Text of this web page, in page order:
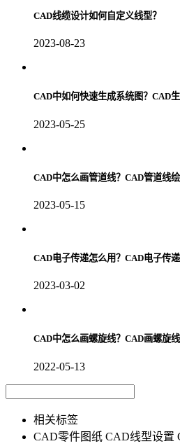
CAD线缆设计如何自定义线型？
2023-08-23
CAD中如何快速生成系统图？CAD
2023-05-25
CAD中怎么画管道线？CAD管道线
2023-05-15
CAD电子传递怎么用？CAD电子传
2023-03-02
CAD中怎么画螺旋线？CAD画螺旋
2022-05-13
相关标签
CAD零件图纸 CAD线型设置